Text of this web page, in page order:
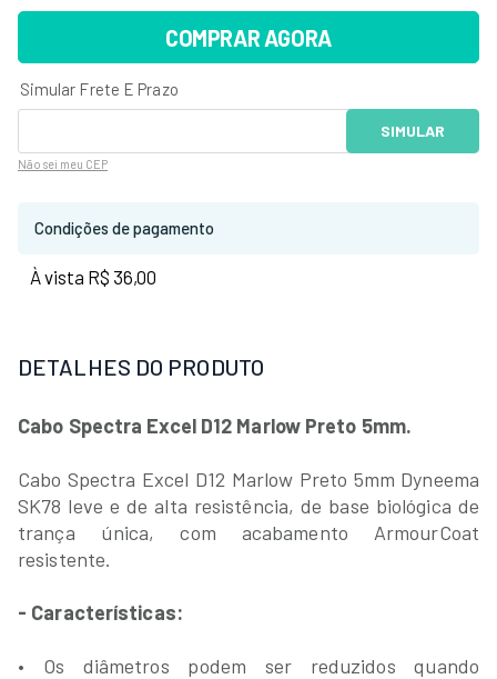
COMPRAR AGORA
Não sei meu CEP
Condições de pagamento
À vista R$ 36,00
DETALHES DO PRODUTO
Cabo Spectra Excel D12 Marlow Preto 5mm.
Cabo Spectra Excel D12 Marlow Preto 5mm Dyneema
SK78 leve e de alta resistência, de base biológica de
trança única, com acabamento ArmourCoat
resistente.
- Características:
• Os diâmetros podem ser reduzidos quando